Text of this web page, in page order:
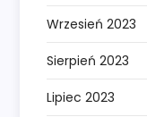
Wrzesień 2023
Sierpień 2023
Lipiec 2023